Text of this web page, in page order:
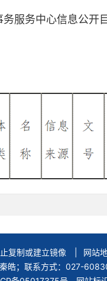
务中心信息公开目
取以下形式公开：
复制或建立镜像
网站
皓；联系方式：027-